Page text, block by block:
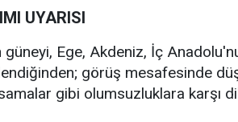
UYARISI
güneyi, Ege, Akdeniz, İç
görüş mesafesinde
gibi olumsuzluklara karşı